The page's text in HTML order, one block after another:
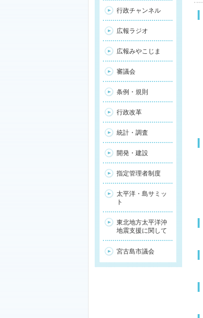
行政チャンネル
広報ラジオ
広報みやこじま
審議会
条例・規則
行政改革
統計・調査
開発・建設
指定管理者制度
太平洋・島サミッ
ト
東北地方太平洋沖
地震支援に関して
宮古島市議会